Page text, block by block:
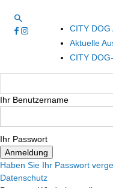
CITY DOG
Aktuelle
CITY
Ihr Benutzername
Ihr Passwort
Haben Sie Ihr Passwort
Datenschutz